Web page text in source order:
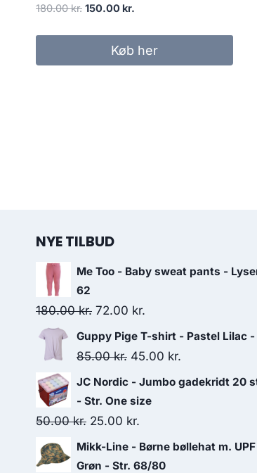
180.00kr. Original
180.00 kr..
150.00 kr.
150.00 kr..
Køb her
NYE TILBUD
Me Too - Baby sweat pants -
62
180.00kr. Original
price
was:
72.00 kr.
price
is:
Guppy Pige T-shirt - Pastel Lilac -
85.00kr. Original
price
was:
85.00 kr..
45.00 kr.
price
JC Nordic - Jumbo gadekridt 20
- Str. One size
50.00kr. Original
price
was:
25.00 kr.
price
is:
Mikk-Line - Børne bøllehat m.
Grøn - Str. 68/80